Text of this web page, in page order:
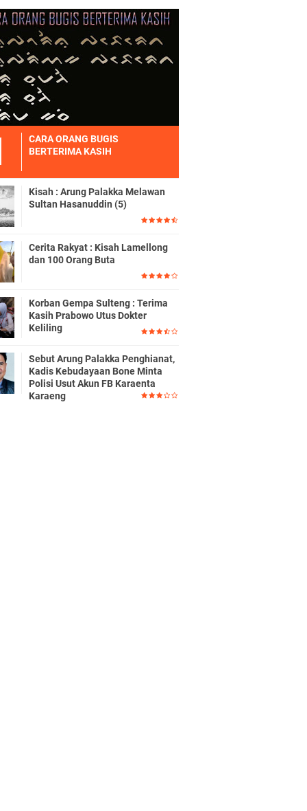
CARA ORANG BUGIS
BERTERIMA KASIH
Kisah : Arung Palakka Melawan
Sultan Hasanuddin (5)
Cerita Rakyat : Kisah Lamellong
dan 100 Orang Buta
Korban Gempa Sulteng : Terima
Kasih Prabowo Utus Dokter
Keliling
Sebut Arung Palakka Penghianat,
Kadis Kebudayaan Bone Minta
Polisi Usut Akun FB Karaenta
Karaeng